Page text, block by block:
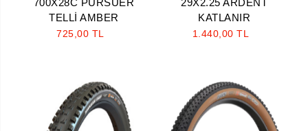
TELLİ AMBER
725,00 TL
KATLANIR
1.440,00 TL